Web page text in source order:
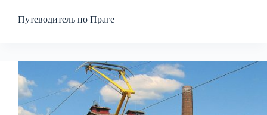
Путеводитель по Праге